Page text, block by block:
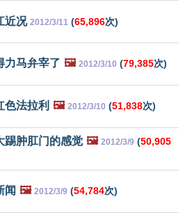
近况 2012/3/11 (65,896次)
力马弁宰了 🖼️ 2012/3/10 (79,385次)
色法拉利 🖼️ 2012/3/10 (51,838次)
踢肿肛门的感觉 🖼️ 2012/3/9 (50,905
闻 🖼️ 2012/3/9 (54,784次)